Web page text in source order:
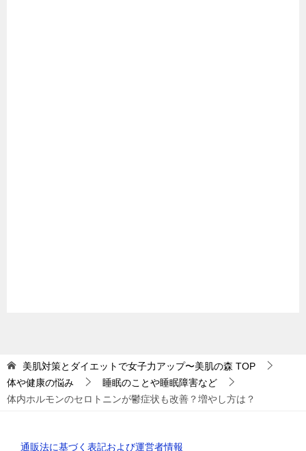
美肌対策とダイエットで女子力アップ〜美肌の森 TOP
体や健康の悩み
睡眠のことや睡眠障害など
体内ホルモンのセロトニンが鬱症状も改善？増やし方は？
通販法に基づく表記および運営者情報